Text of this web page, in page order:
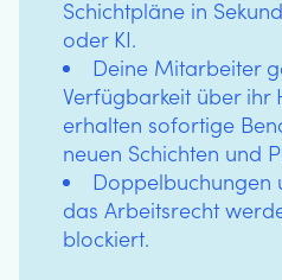
Schichtpläne in
oder KI.
Deine Mitarbeiter
Verfügbarkeit über ihr
erhalten sofortige
neuen Schichten und
Doppelbuchungen
das Arbeitsrecht
blockiert.